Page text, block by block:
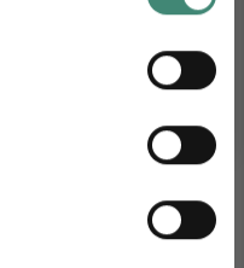
Day to Knight
vores persondatapolitik, og du giver